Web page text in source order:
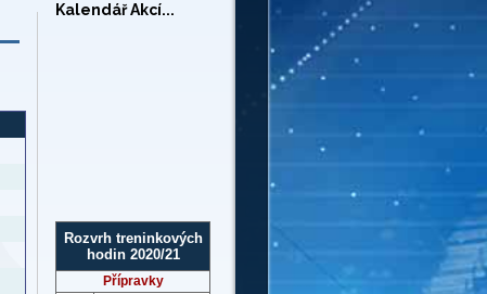
Kalendář Akcí...
Rozvrh treninkových
hodin 2020/21
Přípravky